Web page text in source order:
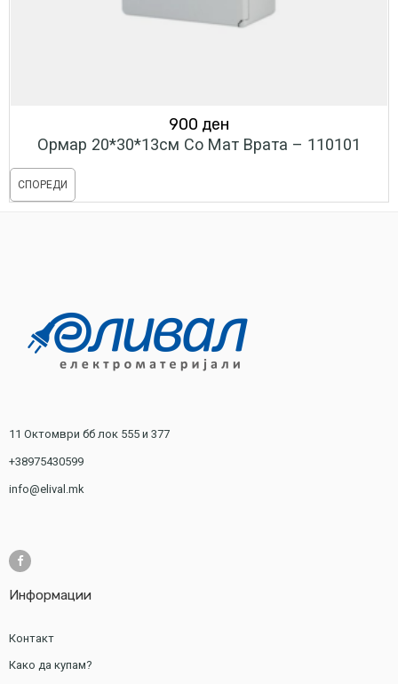
900 ден
Ормар 20*30*13см Со Мат Врата – 110101
СПОРЕДИ
11 Октомври бб лок 555 и 377
+38975430599
info@elival.mk
Информации
Контакт
Како да купам?